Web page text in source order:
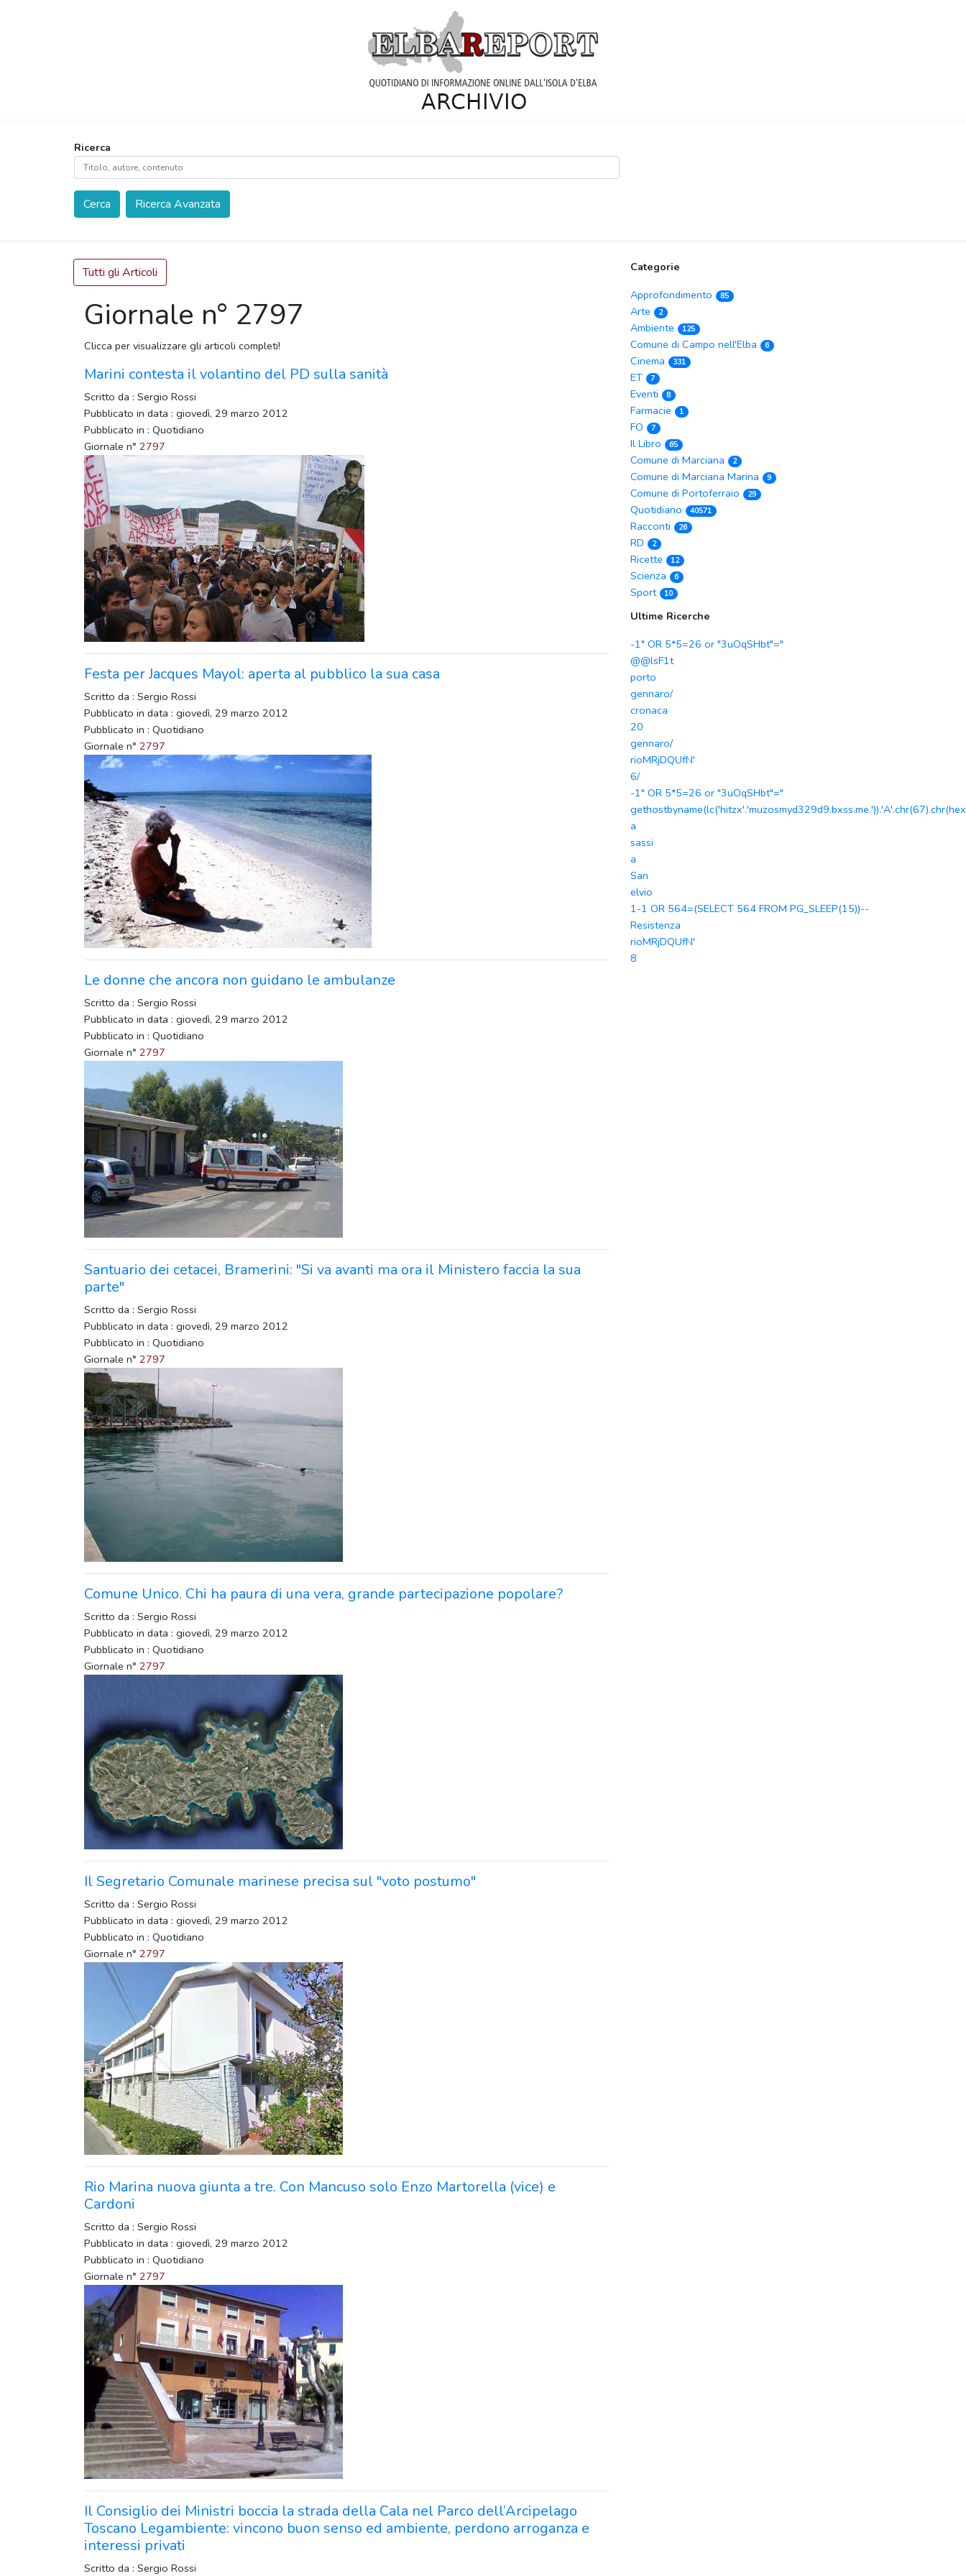
Ricerca
Cerca Ricerca Avanzata
Tutti gli Articoli
Giornale n° 2797
Clicca per visualizzare gli articoli completi!
Marini contesta il volantino del PD sulla sanità
Scritto da : Sergio Rossi
Pubblicato in data : giovedì, 29 marzo 2012
Pubblicato in : Quotidiano
Giornale n° 2797
Festa per Jacques Mayol: aperta al pubblico la sua casa
Scritto da : Sergio Rossi
Pubblicato in data : giovedì, 29 marzo 2012
Pubblicato in : Quotidiano
Giornale n° 2797
Le donne che ancora non guidano le ambulanze
Scritto da : Sergio Rossi
Pubblicato in data : giovedì, 29 marzo 2012
Pubblicato in : Quotidiano
Giornale n° 2797
Santuario dei cetacei, Bramerini: "Si va avanti ma ora il Ministero faccia la sua
parte"
Scritto da : Sergio Rossi
Pubblicato in data : giovedì, 29 marzo 2012
Pubblicato in : Quotidiano
Giornale n° 2797
Comune Unico. Chi ha paura di una vera, grande partecipazione popolare?
Scritto da : Sergio Rossi
Pubblicato in data : giovedì, 29 marzo 2012
Pubblicato in : Quotidiano
Giornale n° 2797
Il Segretario Comunale marinese precisa sul "voto postumo"
Scritto da : Sergio Rossi
Pubblicato in data : giovedì, 29 marzo 2012
Pubblicato in : Quotidiano
Giornale n° 2797
Rio Marina nuova giunta a tre. Con Mancuso solo Enzo Martorella (vice) e
Cardoni
Scritto da : Sergio Rossi
Pubblicato in data : giovedì, 29 marzo 2012
Pubblicato in : Quotidiano
Giornale n° 2797
Il Consiglio dei Ministri boccia la strada della Cala nel Parco dell’Arcipelago
Toscano Legambiente: vincono buon senso ed ambiente, perdono arroganza e
interessi privati
Scritto da : Sergio Rossi
Categorie
Approfondimento
85
Arte 2
Ambiente 125
Comune di Campo nell'Elba 6
Cinema 331
ET 7
Eventi 8
Farmacie 1
FO 7
Il Libro 65
Comune di Marciana 2
Comune di Marciana Marina 9
Comune di Portoferraio 29
Quotidiano 40571
Racconti 26
RD 2
Ricette 12
Scienza 6
Sport 10
Ultime Ricerche
-1" OR 5*5=26 or "3uOqSHbt"="
@@lsF1t
porto
gennaro/
cronaca
20
gennaro/
rioMRjDQUfN'
6/
-1" OR 5*5=26 or "3uOqSHbt"="
a
sassi
a
San
elvio
1-1 OR 564=(SELECT 564 FROM PG_SLEEP(15))--
Resistenza
rioMRjDQUfN'
8